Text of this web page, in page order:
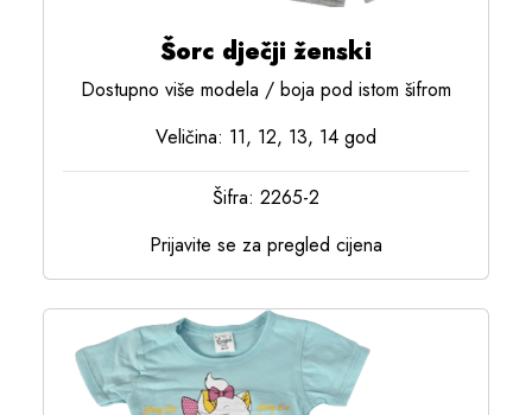
Šorc dječji ženski
Dostupno više modela / boja pod istom šifrom
Veličina: 11, 12, 13, 14 god
Šifra: 2265-2
Prijavite se za pregled cijena